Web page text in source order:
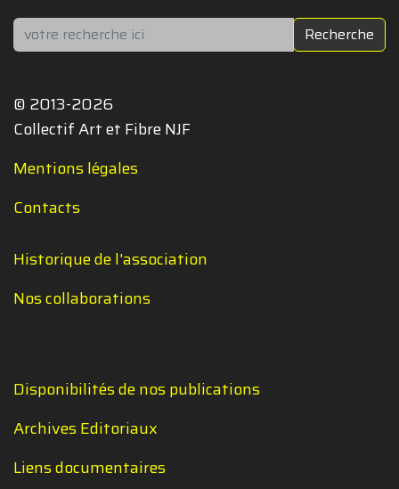
Rechercher Recherche
© 2013-2026
Collectif Art et Fibre NJF
Mentions légales
Contacts
Historique de l'association
Nos collaborations
Disponibilités de nos publications
Archives Editoriaux
Liens documentaires